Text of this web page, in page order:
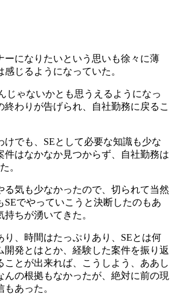
ーになりたいという思いも徐々に薄
感じるようになっていた 。
じゃないかとも思うえるようになっ
終わりが告げられ、自社勤務に戻るこ
けでも、SEとして必要な知識も少な
件はなかなか見つからず、自社勤務は
。
る気も少なかったので、切られて当然
SEでやっていこうと決断したのもあ
持ちが湧いてきた 。
り、時間はたっぷりあり、SEとは何
開発とはとか、経験した案件を振り返
ことが出来れば、こうしよう、ああし
んの根拠もなかったが、絶対に前の現
あった。